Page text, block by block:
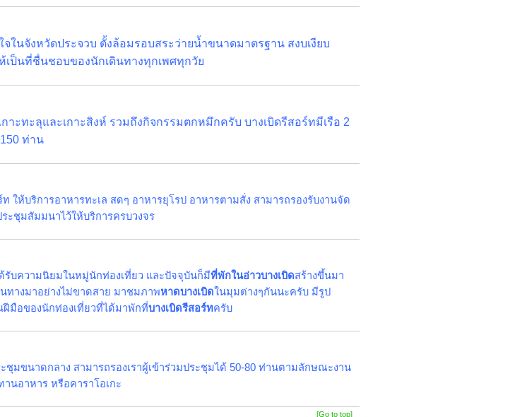
ในจังหวัดประจวบ ตั้งล้อมรอบสระว่ายน้ำขนาดมาตรฐาน สงบเงียบ
เป็นที่ชื่นชอบของนักเดินทางทุกเพศทุกวัย
าะทะลุและเกาะสิงห์ รวมถึงกิจกรรมตกหมึกครับ บางเบิดรีสอร์ทมีเรือ 2
ท่าน
ให้บริการอาหารทะเล สดๆ อาหารยุโรป อาหารตามสั่ง สามารถรองรับงานจัด
ะชุมสัมมนาไว้ให้บริการครบวงจร
รับความนิยมในหมู่นักท่องเที่ยว และปัจจุบันก็มีที่พักในอ่าวบางเบิดสร้างขึ้นมา
ทางมาอย่างไม่ขาดสาย มาชมภาพหาดบางเบิดในมุมต่างๆกันนะครับ มีรูป
ฝีมือของนักท่องเที่ยวที่ได้มาพักที่บางเบิดรีสอร์ทครับ
ชุมขนาดกลาง สามารถรองเราผู้เข้าร่วมประชุมได้ 50-80 ท่านตามลักษณะงาน
านอาหาร หรือคาราโอเกะ
[Go to top]